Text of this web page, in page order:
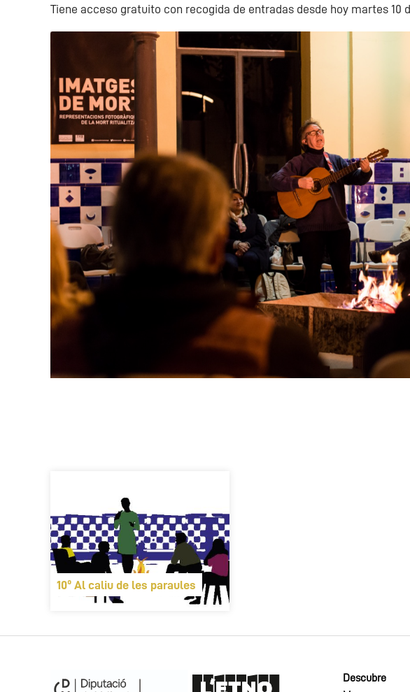
Tiene acceso gratuito con recogida de entradas desde hoy martes 10
10º Al caliu de les paraules
Descubre